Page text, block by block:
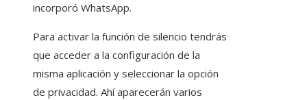
incorporó WhatsApp.
Para activar la función de silencio tendrás
que acceder a la configuración de la
misma aplicación y seleccionar la opción
de privacidad. Ahí aparecerán varios